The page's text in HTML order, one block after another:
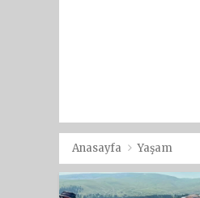
Anasayfa Yaşam